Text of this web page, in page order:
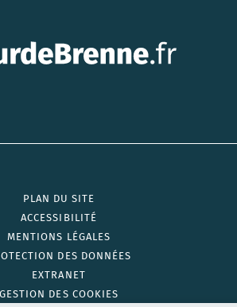
PLAN DU SITE
ACCESSIBILITÉ
MENTIONS LÉGALES
DES DONNÉES
EXTRANET
GESTION DES COOKIES